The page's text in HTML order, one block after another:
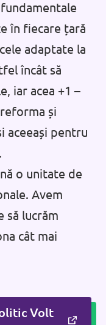
în fiecare țară
adaptate la
încât să
iar acea +1 –
și
aceeași pentru
o unitate de
Avem
să lucrăm
cât mai
Volt